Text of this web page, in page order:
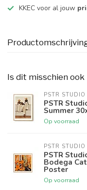
KKEC voor al jouw
Is dit misschien ook
PSTR STUDIO
PSTR
Summer
Op voorraad
PSTR STUDIO
PSTR
Bodega
Poster
Op voorraad